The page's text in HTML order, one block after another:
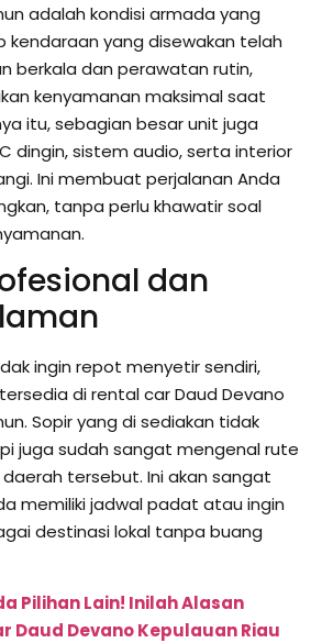
adalah kondisi armada yang
kendaraan yang disewakan telah
berkala dan perawatan rutin,
kenyamanan maksimal saat
itu, sebagian besar unit juga
dingin, sistem audio, serta interior
Ini membuat perjalanan Anda
tanpa perlu khawatir soal
dan
ingin repot menyetir sendiri,
di rental car Daud Devano
Sopir yang di sediakan tidak
juga sudah sangat mengenal rute
tersebut. Ini akan sangat
memiliki jadwal padat atau ingin
destinasi lokal tanpa buang
Pilihan Lain! Inilah Alasan
Daud Devano Kepulauan Riau